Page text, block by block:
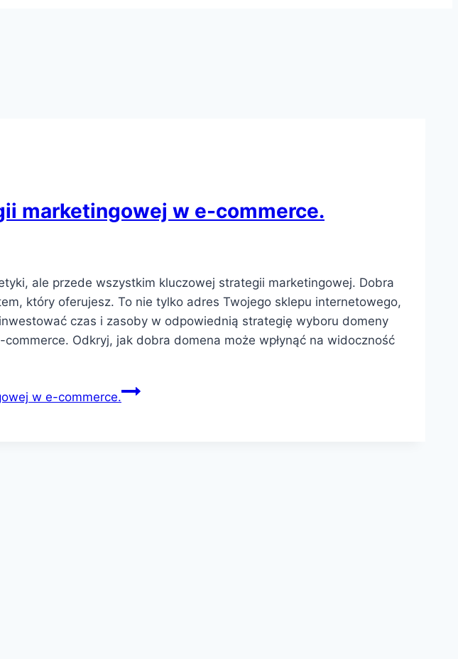
marketingowej w e-commerce.
ale przede wszystkim kluczowej strategii marketingowej. Dobra
który oferujesz. To nie tylko adres Twojego sklepu internetowego,
czas i zasoby w odpowiednią strategię wyboru domeny
Odkryj, jak dobra domena może wpłynąć na widoczność
w e-commerce.